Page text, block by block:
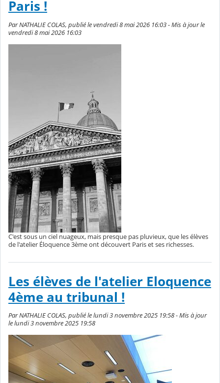
Paris !
Par NATHALIE COLAS, publié le vendredi 8 mai 2026 16:03 - Mis à jour le
vendredi 8 mai 2026 16:03
C'est sous un ciel nuageux, mais presque pas pluvieux, que les élèves
de l'atelier Éloquence 3ème ont découvert Paris et ses richesses.
Les élèves de l'atelier Eloquence
4ème au tribunal !
Par NATHALIE COLAS, publié le lundi 3 novembre 2025 19:58 - Mis à jour
le lundi 3 novembre 2025 19:58